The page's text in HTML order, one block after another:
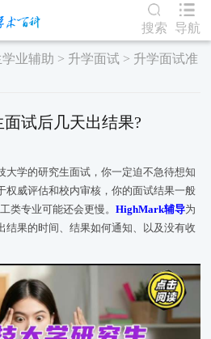
搜索 导航
业辅助 > 升学面试 > 升学面试准
试后几天出结果?
学的研究生面试，你一定迫不急待想知
权威评估和校内审核，你的面试结果一般
类专业可能还会更慢。HighMark辅导为
结果的时间、结果如何通知、以及没有收